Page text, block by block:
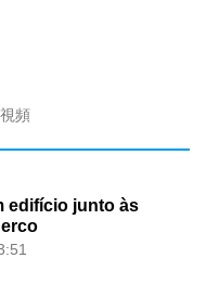
頻
edifício junto às